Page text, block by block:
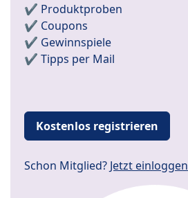
✔️ Produktproben
✔️ Coupons
✔️ Gewinnspiele
✔️ Tipps per Mail
Kostenlos registrieren
Schon Mitglied? Jetzt einloggen